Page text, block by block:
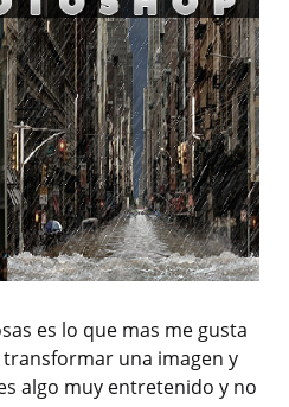
es lo que mas me gusta
una imagen y
algo muy entretenido y no